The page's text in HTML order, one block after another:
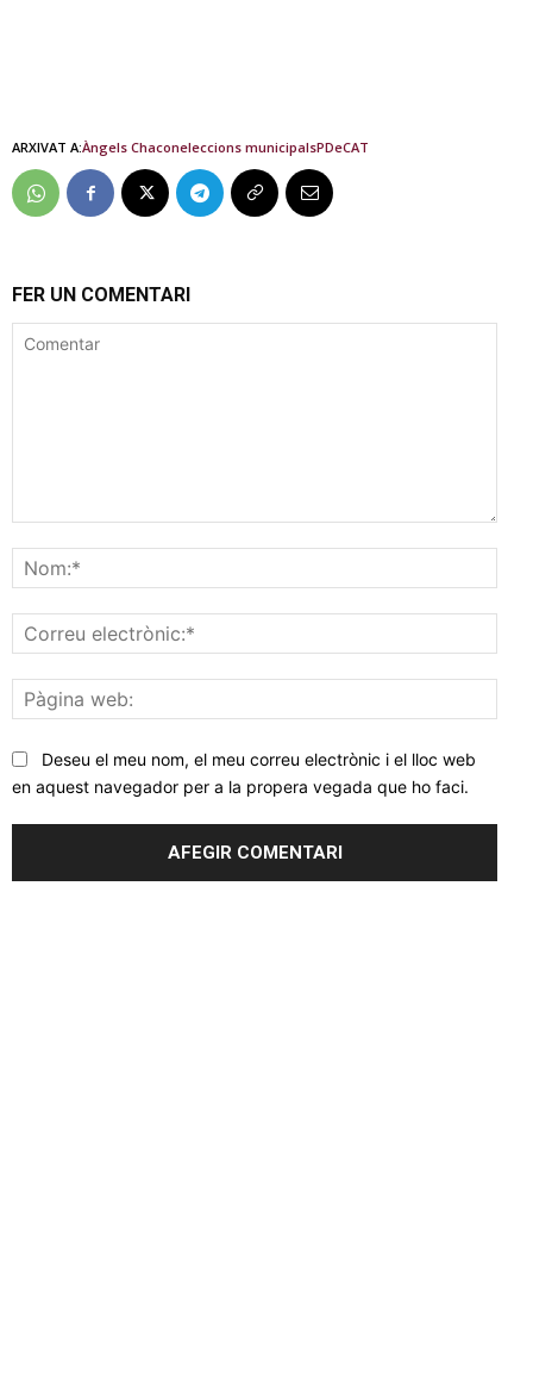
ARXIVAT A:Àngels Chaconeleccions municipalsPDeCAT
FER UN COMENTARI
web:
Deseu el meu nom, el meu correu electrònic i el lloc web
en aquest navegador per a la propera vegada que ho faci.